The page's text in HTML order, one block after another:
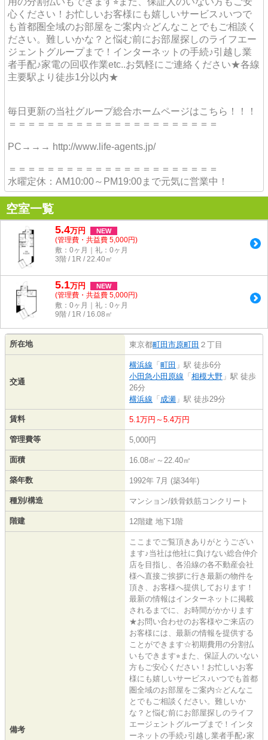
心ください！お忙しいお客様にも嬉しいサービス♪いつで
も首都圏全域のお部屋をご案内☆どんなことでもご相談く
ださい。難しいかな？と悩む前にお部屋探しのライフエー
ジェントグループまで！インターネットの手続♪引越し業
者手配♪家電の回収作業etc..お気軽にご連絡ください★各線
主要駅より徒歩1分以内★
毎日更新の当社グループ総合ホームページはこちら！！！
＝＝＝＝＝＝＝＝＝＝＝＝＝＝＝＝＝＝＝＝＝＝
PC→→→ http://www.life-agents.jp/
＝＝＝＝＝＝＝＝＝＝＝＝＝＝＝＝＝＝＝＝＝＝
水曜定休：AM10:00～PM19:00まで元気に営業中！
空室一覧
5.4万円 NEW
(管理費・共益費 5,000円)
敷：0ヶ月｜礼：0ヶ月
3階 / 1R / 22.40㎡
5.1万円 NEW
(管理費・共益費 5,000円)
敷：0ヶ月｜礼：0ヶ月
9階 / 1R / 16.08㎡
所在地 東京都町田市原町田 ２丁目
交通
横浜線 「 町田 」駅 徒歩6分
小田急小田原線 「 相模大野 」駅 徒歩
26分
横浜線 「 成瀬 」駅 徒歩29分
賃料 5.1万円～5.4万円
管理費等 5,000円
面積 16.08㎡～22.40㎡
築年数 1992年 7月 (築34年)
種別/構造 マンション/鉄骨鉄筋コンクリート
階建 12階建 地下1階
備考
ここまでご覧頂きありがとうござい
ます♪当社は他社に負けない総合仲介
店を目指し、各沿線の各不動産会社
様へ直接ご挨拶に行き最新の物件を
頂き、お客様へ提供しております！
最新の情報はインターネットに掲載
されるまでに、お時間がかかります
★お問い合わせのお客様やご来店の
お客様には、最新の情報を提供する
ことができます☆初期費用の分割払
いもできます⭐︎また、保証人のいない
方もご安心ください！お忙しいお客
様にも嬉しいサービス♪いつでも首都
圏全域のお部屋をご案内☆どんなこ
とでもご相談ください。難しいか
な？と悩む前にお部屋探しのライフ
エージェントグループまで！インタ
ーネットの手続♪引越し業者手配♪家